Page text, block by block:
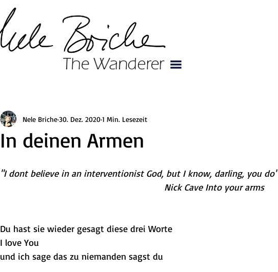
In deinen Armen
Nele Briche30. Dez. 20201 Min. Lesezeit
"I dont believe in an interventionist God, but I know, darling, you do"
Nick Cave Into your arms
Du hast sie wieder gesagt diese drei Worte
I love You
und ich sage das zu niemanden sagst du